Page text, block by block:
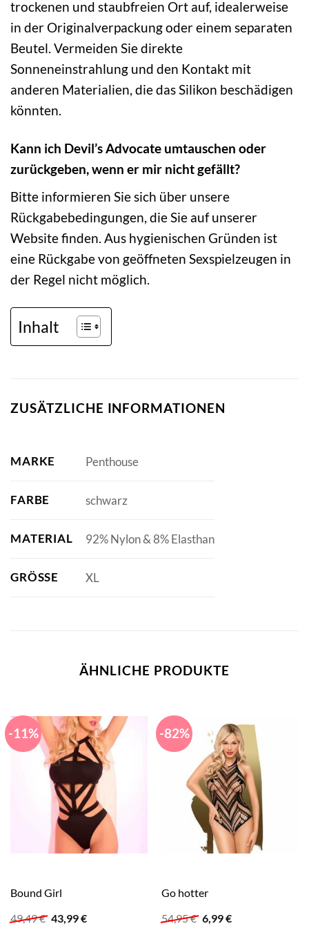
trockenen und staubfreien Ort auf, idealerweise
in der Originalverpackung oder einem separaten
Beutel. Vermeiden Sie direkte
Sonneneinstrahlung und den Kontakt mit
anderen Materialien, die das Silikon beschädigen
könnten.
Kann ich Devil’s Advocate umtauschen oder
zurückgeben, wenn er mir nicht gefällt?
Bitte informieren Sie sich über unsere
Rückgabebedingungen, die Sie auf unserer
Website finden. Aus hygienischen Gründen ist
eine Rückgabe von geöffneten Sexspielzeugen in
der Regel nicht möglich.
Inhalt
ZUSÄTZLICHE INFORMATIONEN
MARKE Penthouse
FARBE schwarz
MATERIAL 92% Nylon & 8% Elasthan
GRÖSSE XL
ÄHNLICHE PRODUKTE
-11%
Bound Girl
49,49€ Ursprünglicher
43,99€Aktueller
-82%
Go hotter
54,95€ Ursprünglicher
6,99€Aktueller